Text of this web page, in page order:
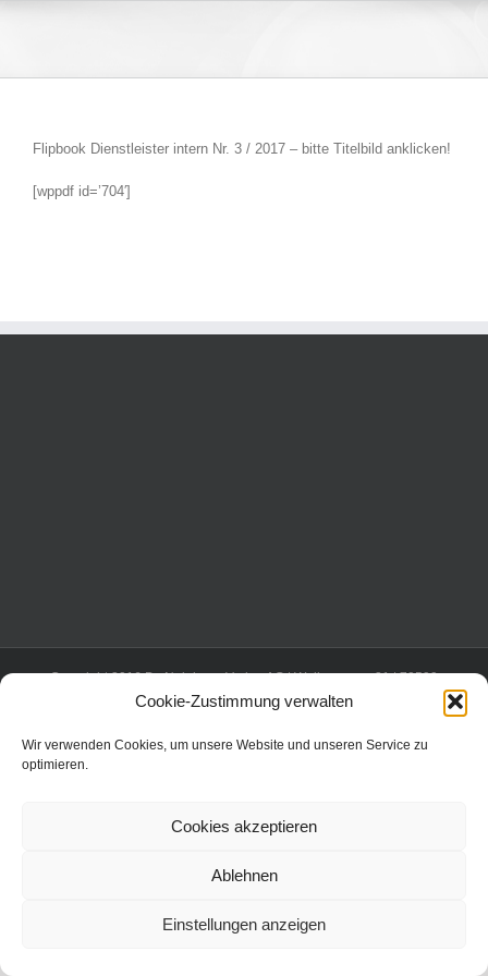
Cookie-Zustimmung verwalten
Wir verwenden Cookies, um unsere Website und unseren Service zu
optimieren.
Cookies akzeptieren
Ablehnen
Einstellungen anzeigen
Flipbook Dienstleister intern Nr. 3 / 2017 – bitte Titelbild anklicken!
[wppdf id=’704′]
Copyright 2016 Dr. Neinhaus Verlag AG | Wollgrasweg 31 | 70599
Stuttgart | All Rights Reserved |